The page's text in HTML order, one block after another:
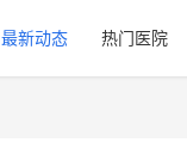
最新动态 热门医院